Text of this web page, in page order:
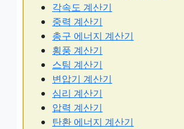
각속도 계산기
중력 계산기
총구 에너지 계산기
횡풍 계산기
스팀 계산기
변압기 계산기
심리 계산기
압력 계산기
탄환 에너지 계산기